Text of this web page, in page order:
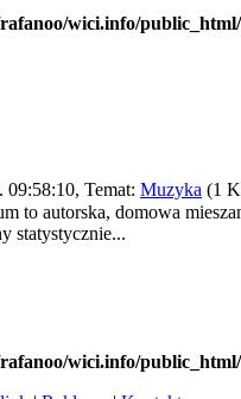
wici.info/
Temat: Muzyka (1
to autor­ska, domowa
statystycz­nie...
wici.info/